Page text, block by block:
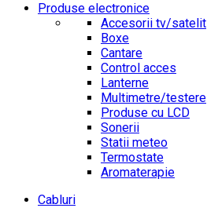
Produse electronice
Accesorii tv/satelit
Boxe
Cantare
Control acces
Lanterne
Multimetre/testere
Produse cu LCD
Sonerii
Statii meteo
Termostate
Aromaterapie
Cabluri